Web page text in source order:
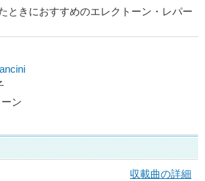
ときにおすすめのエレクトーン・レパー
ン
収載曲の詳細